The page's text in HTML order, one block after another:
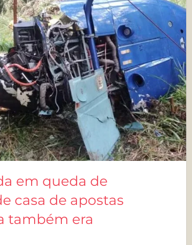
em queda de
casa de apostas
também era